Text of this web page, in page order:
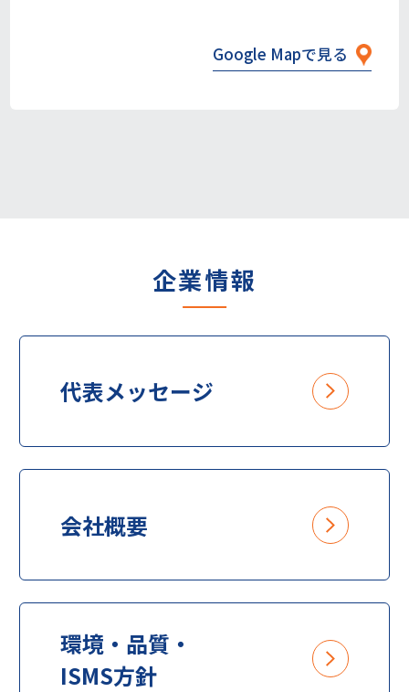
Google Mapで見る
企業情報
代表メッセージ
会社概要
環境・品質・
ISMS方針